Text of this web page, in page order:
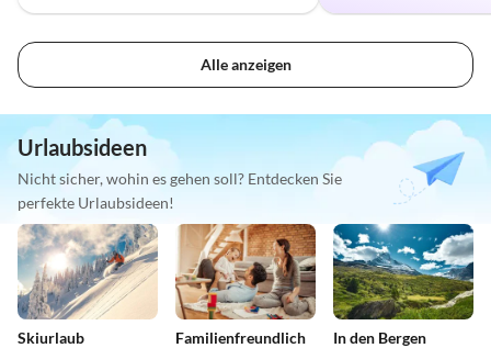
Alle anzeigen
Urlaubsideen
Nicht sicher, wohin es gehen soll? Entdecken Sie
perfekte Urlaubsideen!
Skiurlaub Familienfreundlich In den Bergen